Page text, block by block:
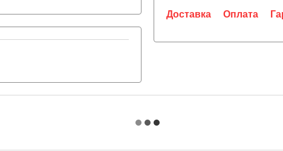
Доставка Оплата